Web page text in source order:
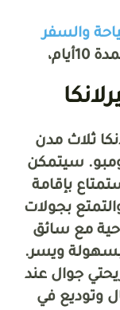
والسفر
ثلاث مدن
سيتمكن
بإقامة
بجولات
مع سائق
بسهولة ويسر.
جوال عند
وتوديع في